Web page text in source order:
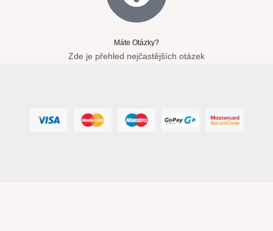
Máte Otázky?
Zde je přehled nejčastějších otázek